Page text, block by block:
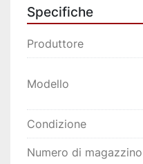
elettromagnetica
Porta USB
Azzeramento
Diagnostica
Filettatura
Impianto di
Discesa
Porta ethernet
Macro di
Tempo trapano
Specifiche
Produttore
Modello
Condizione
Numero di magazzino